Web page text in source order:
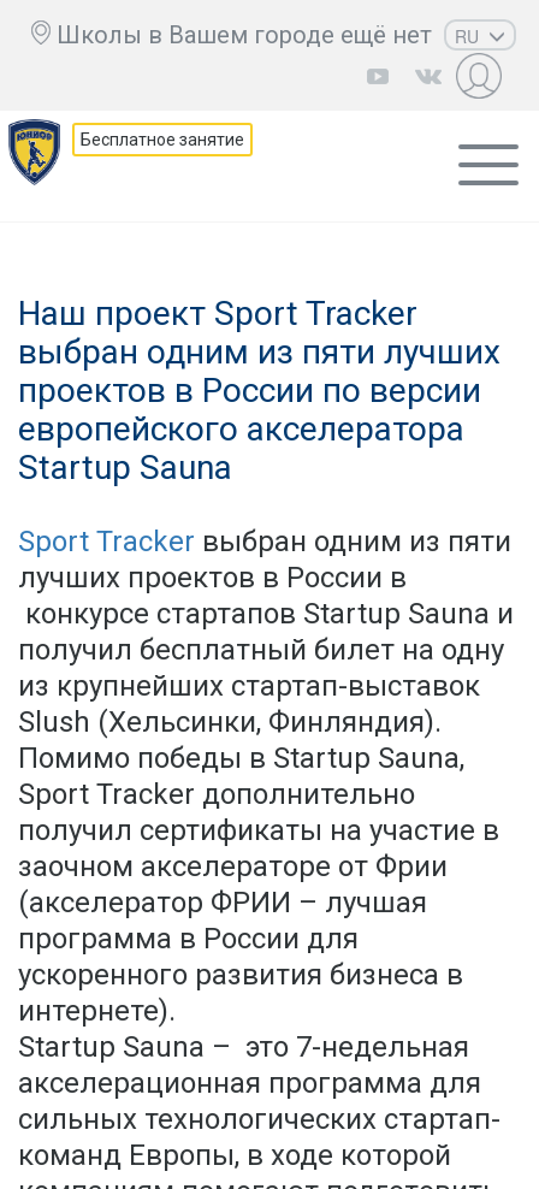
Школы в Вашем городе ещё нет
RU
EN
KZ
AZ
Бесплатное занятие
Наш проект Sport Tracker
выбран одним из пяти лучших
проектов в России по версии
европейского акселератора
Startup Sauna
Sport Tracker выбран одним из пяти
лучших проектов в России в
конкурсе стартапов Startup Sauna и
получил бесплатный билет на одну
из крупнейших стартап-выставок
Slush (Хельсинки, Финляндия).
Помимо победы в Startup Sauna,
Sport Tracker дополнительно
получил сертификаты на участие в
заочном акселераторе от Фрии
(акселератор ФРИИ – лучшая
программа в России для
ускоренного развития бизнеса в
интернете).
Startup Sauna – это 7-недельная
акселерационная программа для
сильных технологических стартап-
команд Европы, в ходе которой